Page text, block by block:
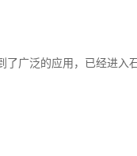
广泛的应用，已经进入